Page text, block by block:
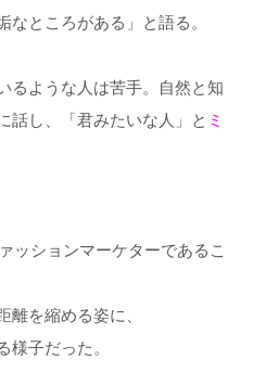
なところがある」と語る。
るような人は苦手。自然と知
話し、「君みたいな人」と ミ
ッションマーケターであるこ
離を縮める姿に、
様子だった。